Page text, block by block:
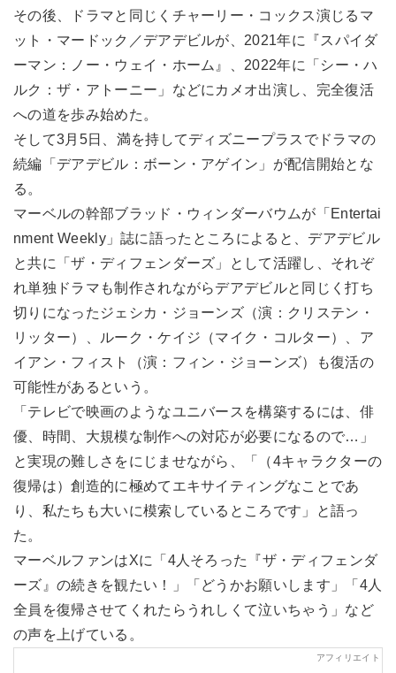
その後、ドラマと同じくチャーリー・コックス演じるマ
ット・マードック／デアデビルが、2021年に『スパイダ
ーマン：ノー・ウェイ・ホーム』、2022年に「シー・ハ
ルク：ザ・アトーニー」などにカメオ出演し、完全復活
への道を歩み始めた。
そして3月5日、満を持してディズニープラスでドラマの
続編「デアデビル：ボーン・アゲイン」が配信開始とな
る。
マーベルの幹部ブラッド・ウィンダーバウムが「Entertai
nment Weekly」誌に語ったところによると、デアデビル
と共に「ザ・ディフェンダーズ」として活躍し、それぞ
れ単独ドラマも制作されながらデアデビルと同じく打ち
切りになったジェシカ・ジョーンズ（演：クリステン・
リッター）、ルーク・ケイジ（マイク・コルター）、ア
イアン・フィスト（演：フィン・ジョーンズ）も復活の
可能性があるという。
「テレビで映画のようなユニバースを構築するには、俳
優、時間、大規模な制作への対応が必要になるので…」
と実現の難しさをにじませながら、「（4キャラクターの
復帰は）創造的に極めてエキサイティングなことであ
り、私たちも大いに模索しているところです」と語っ
た。
マーベルファンはXに「4人そろった『ザ・ディフェンダ
ーズ』の続きを観たい！」「どうかお願いします」「4人
全員を復帰させてくれたらうれしくて泣いちゃう」など
の声を上げている。